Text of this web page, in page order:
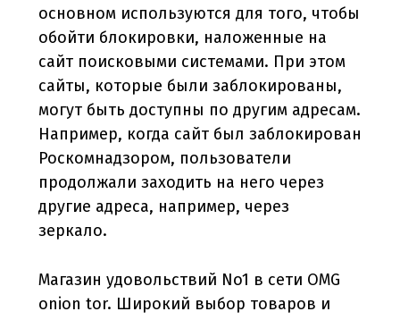
основном используются для того, чтобы
обойти блокировки, наложенные на
сайт поисковыми системами. При этом
сайты, которые были заблокированы,
могут быть доступны по другим адресам.
Например, когда сайт был заблокирован
Роскомнадзором, пользователи
продолжали заходить на него через
другие адреса, например, через
зеркало.
Магазин удовольствий No1 в сети OMG
onion tor. Широкий выбор товаров и